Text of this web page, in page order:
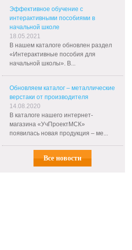
Эффективное обучение с
интерактивными пособиями в
начальной школе
18.05.2021
В нашем каталоге обновлен раздел
«Интерактивные пособия для
начальной школы». В...
Обновляем каталог – металлические
верстаки от производителя
14.08.2020
В каталоге нашего интернет-
магазина «УчПроектМСК»
появилась новая продукция – ме...
Все новости